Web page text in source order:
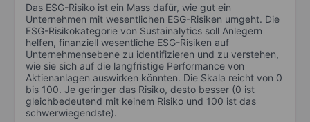
Das ESG-Risiko ist ein Mass dafür, wie gut ein
Unternehmen mit wesentlichen ESG-Risiken umgeht. Die
ESG-Risikokategorie von Sustainalytics soll Anlegern
helfen, finanziell wesentliche ESG-Risiken auf
Unternehmensebene zu identifizieren und zu verstehen,
wie sie sich auf die langfristige Performance von
Aktienanlagen auswirken könnten. Die Skala reicht von 0
bis 100. Je geringer das Risiko, desto besser (0 ist
gleichbedeutend mit keinem Risiko und 100 ist das
schwerwiegendste).